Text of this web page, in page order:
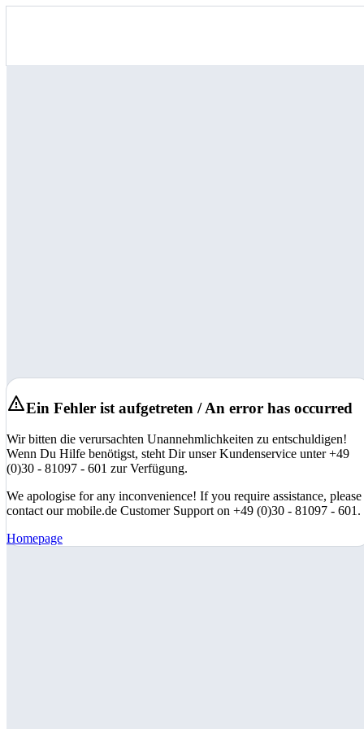
Ein Fehler ist aufgetreten / An error has occurred
Wir bitten die verursachten Unannehmlichkeiten zu entschuldigen!
Wenn Du Hilfe benötigst, steht Dir unser Kundenservice unter +49
(0)30 - 81097 - 601 zur Verfügung.
We apologise for any inconvenience! If you require assistance, please
contact our mobile.de Customer Support on +49 (0)30 - 81097 - 601.
Homepage